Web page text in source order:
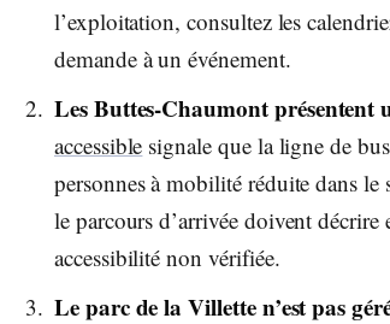
l’exploitation, consultez les
demande à un événement.
Les Buttes-Chaumont présentent
accessible signale que la ligne de
personnes à mobilité réduite dans le
le parcours d’arrivée doivent décrire
accessibilité non vérifiée.
Le parc de la Villette n’est pas